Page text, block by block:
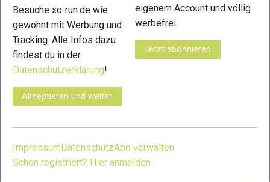
59 60
61 62
Besuche xc-run.de wie
gewohnt mit Werbung und
Tracking. Alle Infos dazu
findest du in der
Datenschutzerklärung!
Akzeptieren und weiter
eigenem Account und völlig
werbefrei.
Jetzt abonnieren
ImpressumDatenschutzAbo verwalten
Schon registriert? Hier anmelden